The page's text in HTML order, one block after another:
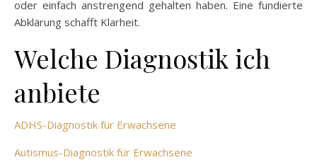
oder einfach anstrengend gehalten haben. Eine fundierte
Abklärung schafft Klarheit.
Welche Diagnostik ich
anbiete
ADHS-Diagnostik für Erwachsene
Autismus-Diagnostik für Erwachsene